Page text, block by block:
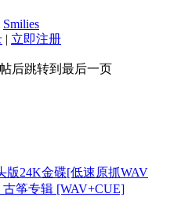
Smilies
| 立即注册
后跳转到最后一页
版24K金碟[低速原抓WAV
筝专辑 [WAV+CUE]